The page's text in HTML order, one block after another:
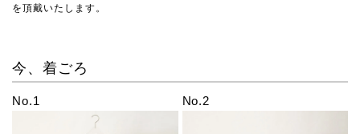
を頂戴いたします。
今、着ごろ
No.1 No.2